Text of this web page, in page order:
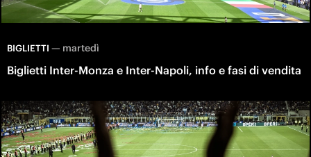
BIGLIETTI — martedì
Biglietti Inter-Monza e Inter-Napoli, info e fasi di vendita